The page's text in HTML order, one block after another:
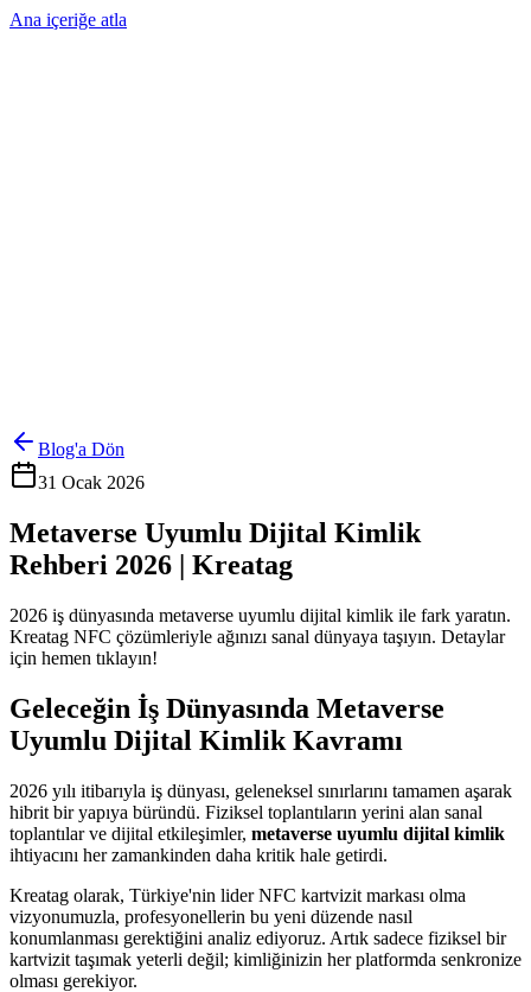
Ana içeriğe atla
Blog'a Dön
31 Ocak 2026
Metaverse Uyumlu Dijital Kimlik
Rehberi 2026 | Kreatag
2026 iş dünyasında metaverse uyumlu dijital kimlik ile fark yaratın.
Kreatag NFC çözümleriyle ağınızı sanal dünyaya taşıyın. Detaylar
için hemen tıklayın!
Geleceğin İş Dünyasında Metaverse
Uyumlu Dijital Kimlik Kavramı
2026 yılı itibarıyla iş dünyası, geleneksel sınırlarını tamamen aşarak
hibrit bir yapıya büründü. Fiziksel toplantıların yerini alan sanal
toplantılar ve dijital etkileşimler, metaverse uyumlu dijital kimlik
ihtiyacını her zamankinden daha kritik hale getirdi.
Kreatag olarak, Türkiye'nin lider NFC kartvizit markası olma
vizyonumuzla, profesyonellerin bu yeni düzende nasıl
konumlanması gerektiğini analiz ediyoruz. Artık sadece fiziksel bir
kartvizit taşımak yeterli değil; kimliğinizin her platformda senkronize
olması gerekiyor.